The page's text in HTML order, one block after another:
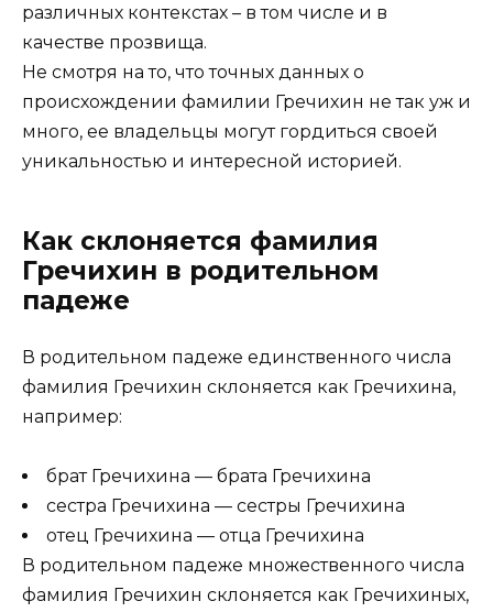
различных контекстах – в том числе и в
качестве прозвища.
Не смотря на то, что точных данных о
происхождении фамилии Гречихин не так уж и
много, ее владельцы могут гордиться своей
уникальностью и интересной историей.
Как склоняется фамилия
Гречихин в родительном
падеже
В родительном падеже единственного числа
фамилия Гречихин склоняется как Гречихина,
например:
брат Гречихина — брата Гречихина
сестра Гречихина — сестры Гречихина
отец Гречихина — отца Гречихина
В родительном падеже множественного числа
фамилия Гречихин склоняется как Гречихиных,